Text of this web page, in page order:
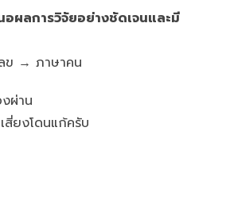
อผลการวิจัยอย่างชัดเจนและมี
ข → ภาษาคน
ผ่าน
สี่ยงโดนแก้ครับ